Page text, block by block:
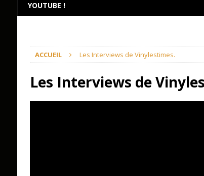
YOUTUBE !
ACCUEIL Les Interviews de Vinylestimes.
Les Interviews de